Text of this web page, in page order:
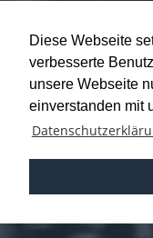
Diese Webseite
verbesserte
unsere Webseite
einverstanden mit